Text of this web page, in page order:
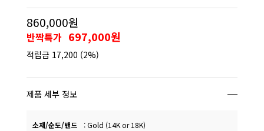
860,000원
반짝특가 697,000원
적립금 17,200 (2%)
제품 세부 정보
소재/순도/밴드
:Gold (14K or 18K)